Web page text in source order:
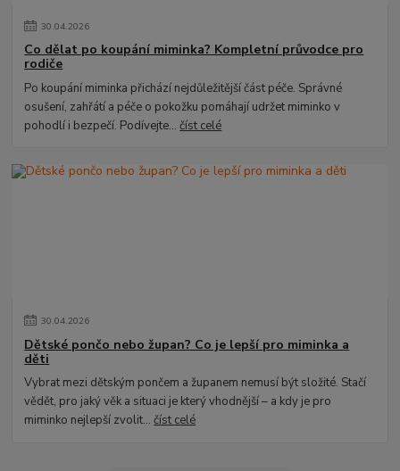
30.04.2026
Co dělat po koupání miminka? Kompletní průvodce pro
rodiče
Po koupání miminka přichází nejdůležitější část péče. Správné
osušení, zahřátí a péče o pokožku pomáhají udržet miminko v
pohodlí i bezpečí. Podívejte...číst celé
30.04.2026
Dětské pončo nebo župan? Co je lepší pro miminka a
děti
Vybrat mezi dětským pončem a županem nemusí být složité. Stačí
vědět, pro jaký věk a situaci je který vhodnější – a kdy je pro
miminko nejlepší zvolit...číst celé